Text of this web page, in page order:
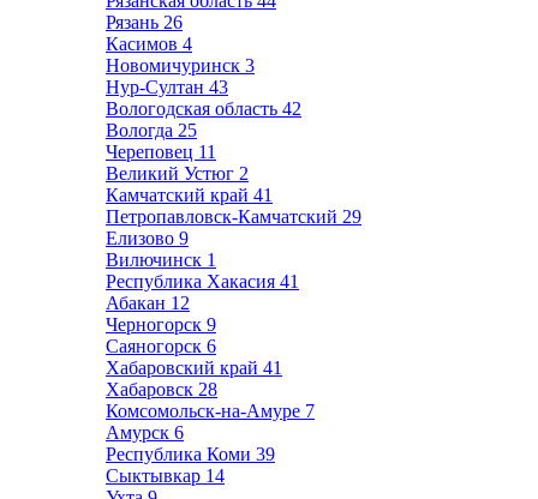
Рязань 26
Касимов 4
Новомичуринск 3
Нур-Султан 43
Вологодская область 42
Вологда 25
Череповец 11
Великий Устюг 2
Камчатский край 41
Петропавловск-Камчатский 29
Елизово 9
Вилючинск 1
Республика Хакасия 41
Абакан 12
Черногорск 9
Саяногорск 6
Хабаровский край 41
Хабаровск 28
Комсомольск-на-Амуре 7
Амурск 6
Республика Коми 39
Сыктывкар 14